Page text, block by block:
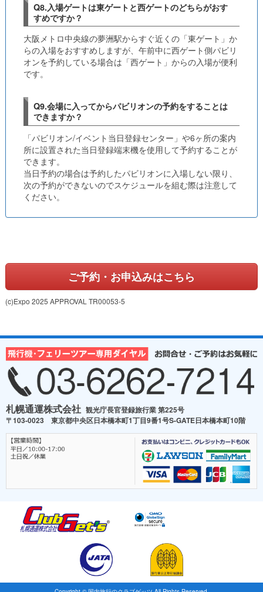
Q8.入場ゲートは東ゲートと西ゲートのどちらがおす
すめですか？
大阪メトロ中央線の夢洲駅からすぐ近くの「東ゲート」か
らの入場をおすすめしますが、午前中に西ゲート側パビリ
オンを予約している場合は「西ゲート」からの入場が便利
です。
Q9.会場に入ってからパビリオンの予約をすることは
できますか？
「パビリオン/イベント当日登録センター」や6ヶ所の案内
所に設置された当日登録端末機を使用して予約することが
できます。
当日予約の場合は予約したパビリオンに入場しない限り、
次の予約ができないのでスケジュールを組む際は注意して
ください。
ご予約・お申込みはこちら
(c)Expo 2025 APPROVAL TR00053-5
札幌通運株式会社 観光庁長官登録旅行業 第225号
〒103-0023 東京都中央区日本橋本町1丁目9番1号S-GATE日本橋本町10階